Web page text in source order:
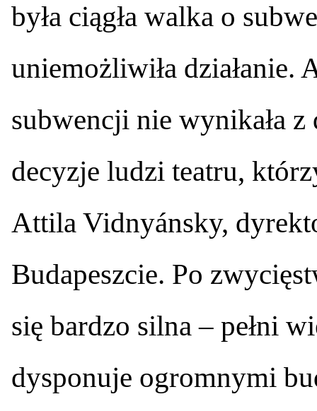
była ciągła walka o
uniemożliwiła działanie.
subwencji nie wynikała
decyzje ludzi teatru,
Attila Vidnyánsky,
Budapeszcie. Po
się bardzo silna – pełni
dysponuje ogromnymi